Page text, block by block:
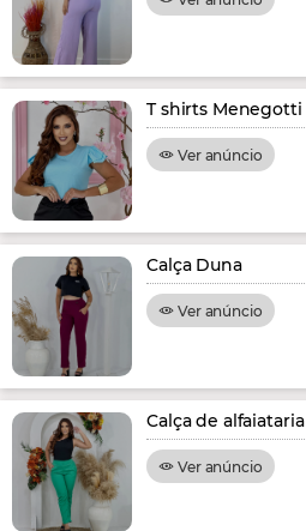
T shirts Menegotti
Ver anúncio
Calça Duna
Ver anúncio
Calça de alfaiataria
Ver anúncio